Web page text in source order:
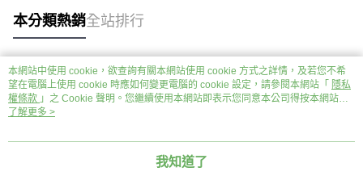
本分類熱銷全站排行
熱門標籤
本網站中使用 cookie，欲查詢有關本網站使用 cookie 方式之詳情，及若您不希
望在電腦上使用 cookie 時應如何變更電腦的 cookie 設定，請參閱本網站「 隱私
權條款 」之 Cookie 聲明。您繼續使用本網站即表示您同意本公司得按本網站使
用條款之 Cookie 聲明使用 cookie。
了解更多 >
我知道了